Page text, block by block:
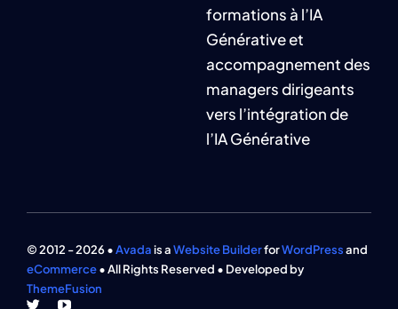
formations à l’IA
Générative et
accompagnement des
managers dirigeants
vers l’intégration de
l’IA Générative
© 2012 - 2026 •Avadais aWebsite BuilderforWordPressand
eCommerce• All Rights Reserved • Developed by
ThemeFusion